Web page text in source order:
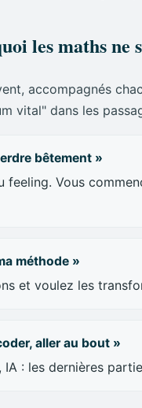
pour le turf
(forces de
kilométrique
et machine
7 chap.
la bankroll
multi-paris
: d'Alembert,
constantes et
les maths ne
accompagnés
vital" dans les
bêtement »
feeling. Vous
méthode »
et voulez les
aller au bout »
IA : les dernières